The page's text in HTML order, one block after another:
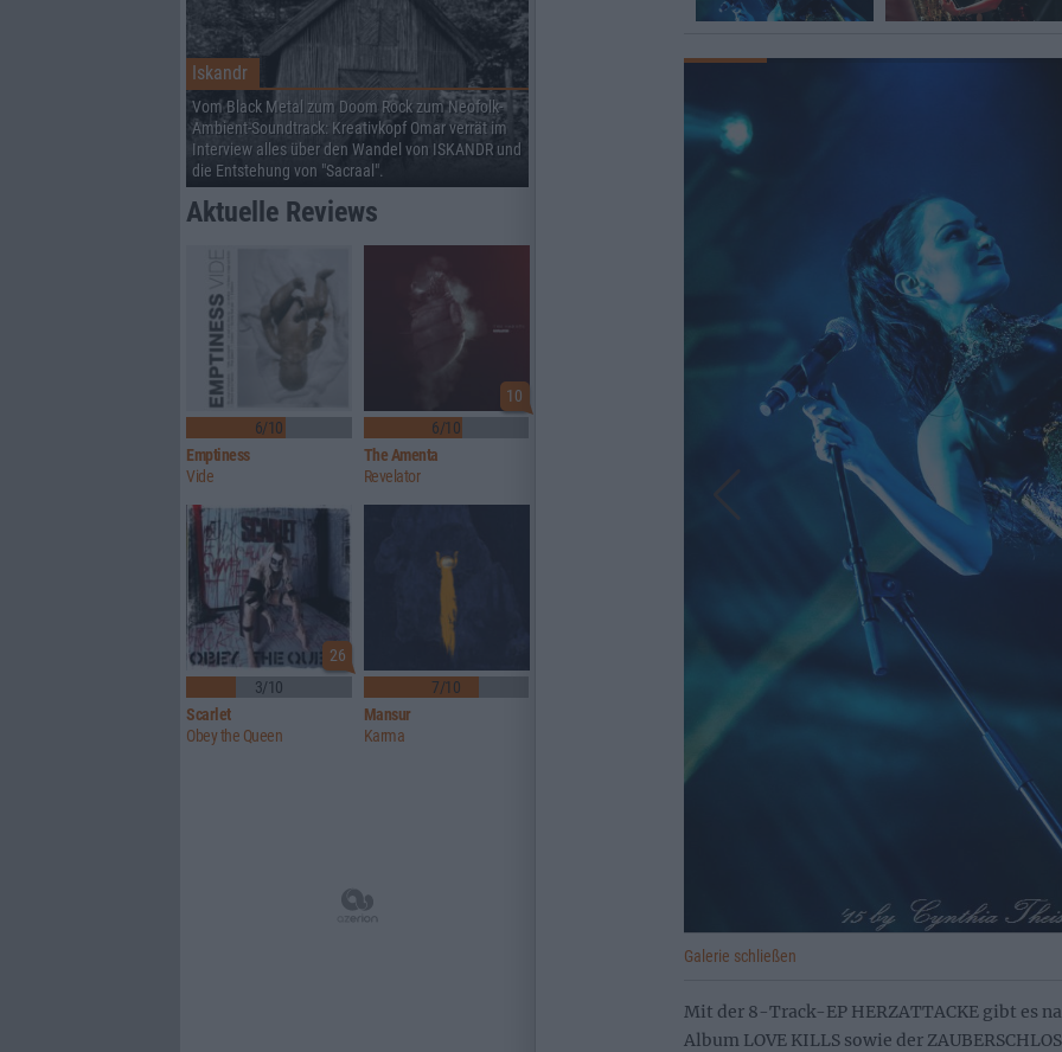
Galerie schließen
Mit der 8-Track-EP HERZATTACKE gibt es
Album LOVE KILLS sowie der
Iskandr
Vom Black Metal zum Doom Rock zum Neofolk-
Ambient-Soundtrack: Kreativkopf Omar verrät im
Interview alles über den Wandel von ISKANDR und
die Entstehung von "Sacraal".
Aktuelle Reviews
6/10
Emptiness
Vide
10
6/10
The Amenta
Revelator
26
3/10
Scarlet
Obey the Queen
7/10
Mansur
Karma